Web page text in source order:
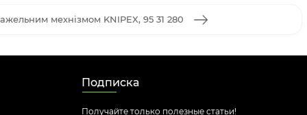
мехнізмом KNIPEX, 95 31 280
Подписка
Получайте только полезные статьи!